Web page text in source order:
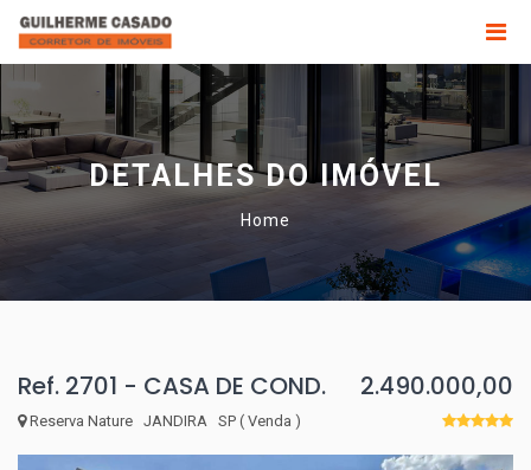
DETALHES DO IMÓVEL
Home
Ref. 2701 - CASA DE COND.
Reserva Nature JANDIRA SP ( Venda )
2.490.000,00